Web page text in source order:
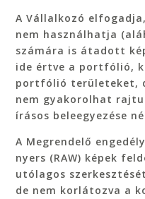
A Vállalkozó
nem használhatja
számára is átadott
ide értve a portfólió,
portfólió területeket,
nem gyakorolhat
írásos beleegyezése
A Megrendelő
nyers (RAW) képek
utólagos
de nem korlátozva a